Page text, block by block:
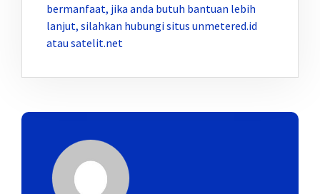
bermanfaat, jika anda butuh bantuan lebih
lanjut, silahkan hubungi situs unmetered.id
atau satelit.net